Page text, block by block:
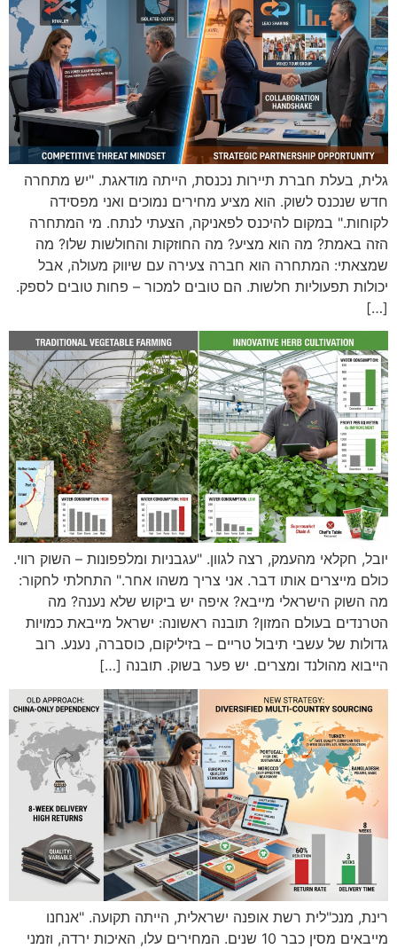
גלית, בעלת חברת תיירות נכנסת, הייתה מודאגת. "יש מתחרה
חדש שנכנס לשוק. הוא מציע מחירים נמוכים ואני מפסידה
לקוחות." במקום להיכנס לפאניקה, הצעתי לנתח. מי המתחרה
הזה באמת? מה הוא מציע? מה החוזקות והחולשות שלו? מה
שמצאתי: המתחרה הוא חברה צעירה עם שיווק מעולה, אבל
יכולות תפעוליות חלשות. הם טובים למכור – פחות טובים לספק.
[…]
יובל, חקלאי מהעמק, רצה לגוון. "עגבניות ומלפפונות – השוק רווי.
כולם מייצרים אותו דבר. אני צריך משהו אחר." התחלתי לחקור:
מה השוק הישראלי מייבא? איפה יש ביקוש שלא נענה? מה
הטרנדים בעולם המזון? תובנה ראשונה: ישראל מייבאת כמויות
גדולות של עשבי תיבול טריים – בזיליקום, כוסברה, נענע. רוב
הייבוא מהולנד ומצרים. יש פער בשוק. תובנה […]
רינת, מנכ"לית רשת אופנה ישראלית, הייתה תקועה. "אנחנו
מייבאים מסין כבר 10 שנים. המחירים עלו, האיכות ירדה, וזמני